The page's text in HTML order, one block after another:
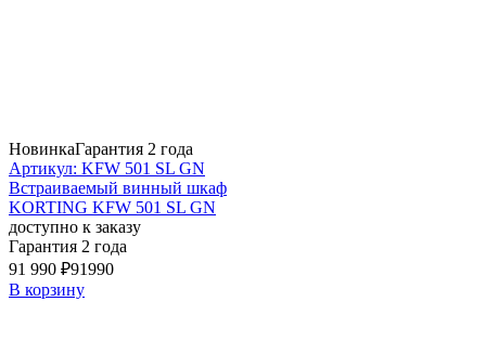
НовинкаГарантия 2 года
Артикул: KFW 501 SL GN
Встраиваемый винный шкаф
KORTING KFW 501 SL GN
доступно к заказу
Гарантия 2 года
91 990 ₽91990
В корзину